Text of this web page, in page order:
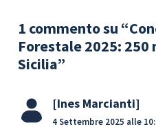
1 commento su
Forestale 2025:
Sicilia”
Ines Marcianti
4 Settembre 2025 alle